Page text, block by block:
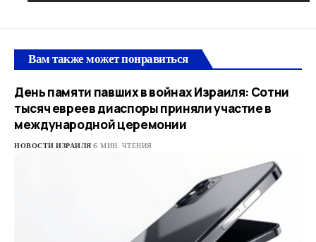
Вам также может понравиться
День памяти павших в войнах Израиля: Сотни
тысяч евреев диаспоры приняли участие в
международной церемонии
НОВОСТИ ИЗРАИЛЯ 6 МИН. ЧТЕНИЯ